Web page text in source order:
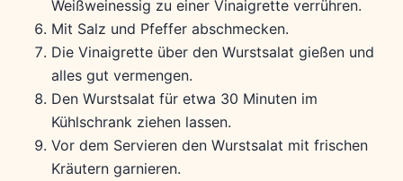
Weißweinessig zu einer Vinaigrette verrühren.
Mit Salz und Pfeffer abschmecken.
Die Vinaigrette über den Wurstsalat gießen und
alles gut vermengen.
Den Wurstsalat für etwa 30 Minuten im
Kühlschrank ziehen lassen.
Vor dem Servieren den Wurstsalat mit frischen
Kräutern garnieren.